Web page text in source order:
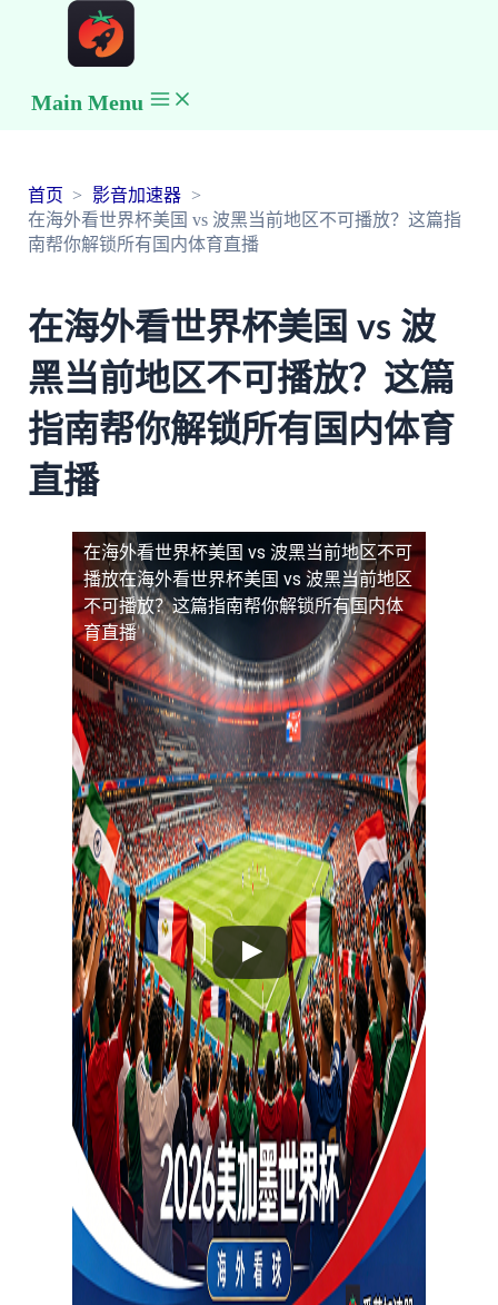
Main Menu
首页
影音加速器
在海外看世界杯美国 vs 波黑当前地区不可播放？这篇指
南帮你解锁所有国内体育直播
在海外看世界杯美国 vs 波
黑当前地区不可播放？这篇
指南帮你解锁所有国内体育
直播
在海外看世界杯美国 vs 波黑当前地区不可
播放在海外看世界杯美国 vs 波黑当前地区
不可播放？这篇指南帮你解锁所有国内体
育直播